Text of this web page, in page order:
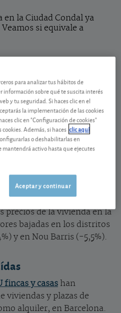
en la Ciudad Condal ya
si equivale a
de la Vivienda del INE, al
de 2020 el precio
anual del 2,1%, más
trimestres. Por
mayor para la vivienda
(1,8%). En el caso de
anual del Índice fue del
nueva del 7,2% y la de
Pero a finales de
idealista mostraban una
precios de la vivienda en la
bajadas en los distritos
y en Nou Barris (-5,5%).
fincas y casas han
viviendas y plazas de
alquiler, en Barcelona.
para analizar tus hábitos de
sobre qué te suscita interés
y tu seguridad. Si haces clic en el
la implementación de las cookies
clic en "Configuración de cookies"
Además, si haces clic aquí
o deshabilitarlas en
activo hasta que ejecutes
Aceptar y continuar